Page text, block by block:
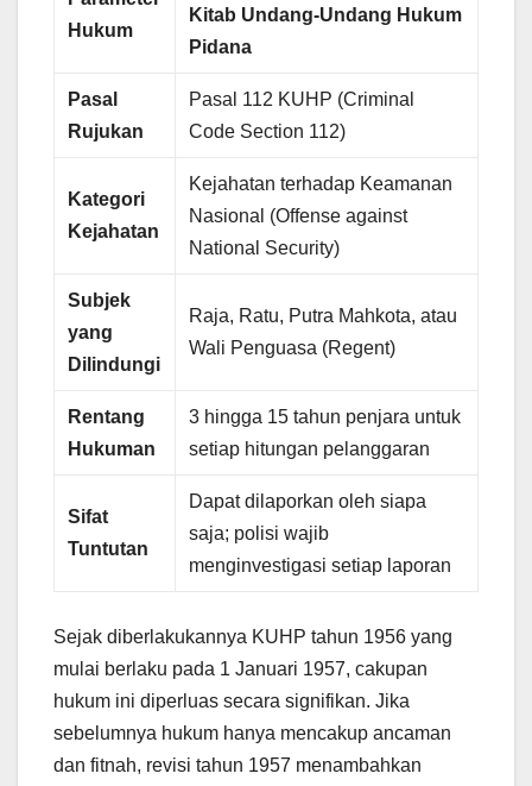
Hukum
Kitab Undang-Undang Hukum
Pidana
Pasal
Rujukan
Pasal 112 KUHP (Criminal
Code Section 112)
Kategori
Kejahatan
Kejahatan terhadap Keamanan
Nasional (Offense against
National Security)
Subjek
yang
Dilindungi
Raja, Ratu, Putra Mahkota, atau
Wali Penguasa (Regent)
Rentang
Hukuman
3 hingga 15 tahun penjara untuk
setiap hitungan pelanggaran
Sifat
Tuntutan
Dapat dilaporkan oleh siapa
saja; polisi wajib
menginvestigasi setiap laporan
Sejak diberlakukannya KUHP tahun 1956 yang
mulai berlaku pada 1 Januari 1957, cakupan
hukum ini diperluas secara signifikan. Jika
sebelumnya hukum hanya mencakup ancaman
dan fitnah, revisi tahun 1957 menambahkan